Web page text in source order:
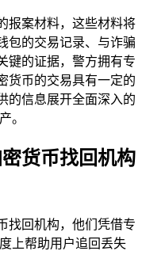
报案材料，这些材料将
包的交易记录、与诈骗
键的证据，警方拥有专
货币的交易具有一定的
的信息展开全面深入的
。
货币找回机构
找回机构，他们凭借专
上帮助用户追回丢失